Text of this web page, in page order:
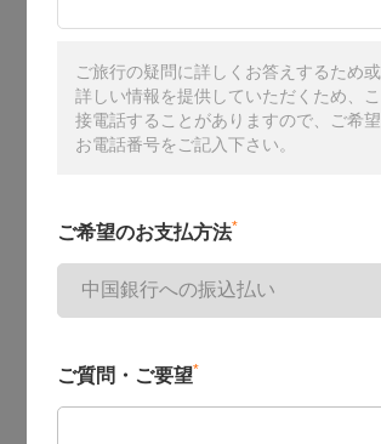
ご旅行の疑問に詳しくお答えするため
詳しい情報を提供していただくため、
接電話することがありますので、ご希望
お電話番号をご記入下さい。
ご希望のお支払方法*
ご質問・ご要望*